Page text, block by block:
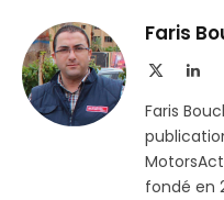
Faris
Faris
fondé en